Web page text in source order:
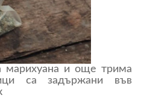
марихуана и още трима
са задържани във